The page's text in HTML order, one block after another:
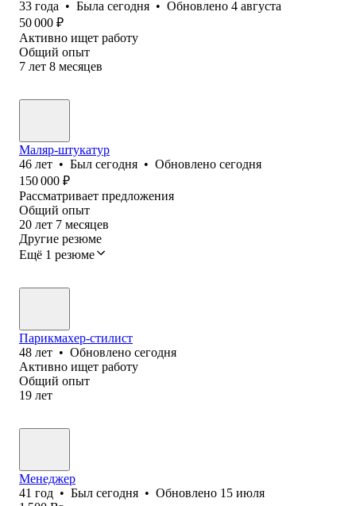
33 года • Была сегодня • Обновлено 4 августа
50 000 ₽
Активно ищет работу
Общий опыт
7 лет 8 месяцев
Маляр-штукатур
46 лет • Был сегодня • Обновлено сегодня
150 000 ₽
Рассматривает предложения
Общий опыт
20 лет 7 месяцев
Другие резюме
Ещё 1 резюме
Парикмахер-стилист
48 лет • Обновлено сегодня
Активно ищет работу
Общий опыт
19 лет
Менеджер
41 год • Был сегодня • Обновлено 15 июля